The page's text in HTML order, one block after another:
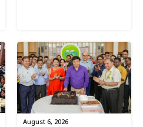
August 6, 2026